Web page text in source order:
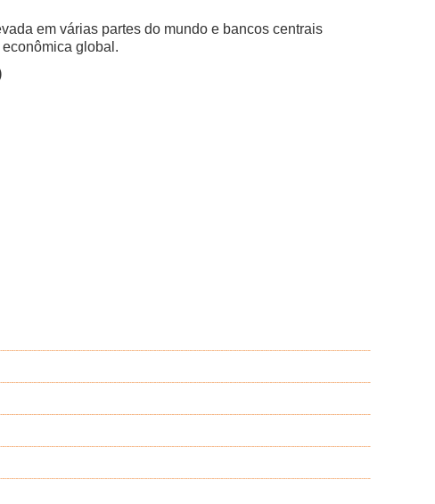
em várias partes do mundo e bancos centrais
global.